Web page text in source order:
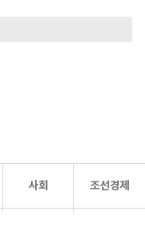
사회 조선경제